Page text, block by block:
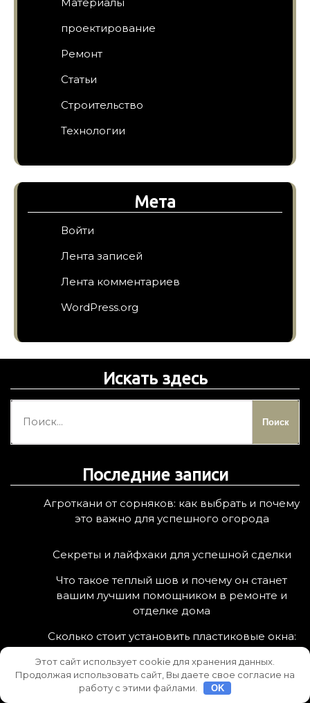
Материалы
проектирование
Ремонт
Статьи
Строительство
Технологии
Мета
Войти
Лента записей
Лента комментариев
WordPress.org
Искать здесь
й
Последние записи
Агроткани от сорняков: как выбрать и почему
это важно для успешного огорода
Секреты и лайфхаки для успешной сделки
Что такое теплый шов и почему он станет
вашим лучшим помощником в ремонте и
отделке дома
Сколько стоит установить пластиковые окна:
Этот сайт использует cookie для хранения данных.
Продолжая использовать сайт, Вы даете свое согласие на
работу с этими файлами.
OK